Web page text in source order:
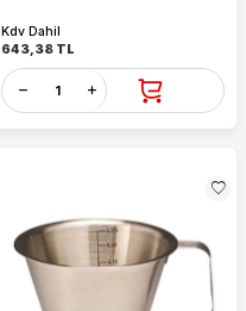
Kdv Dahil
643,38 TL